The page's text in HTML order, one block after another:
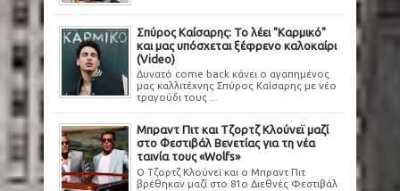
Σπύρος Καίσαρης: Το λέει "Καρμικό"
και μας υπόσχεται ξέφρενο καλοκαίρι
(Video)
Δυνατό come back κάνει ο αγαπημένος
μας καλλιτέχνης Σπύρος Καίσαρης με νέο
τραγούδι τους ...
Μπραντ Πιτ και Τζορτζ Κλούνεϊ μαζί
στο Φεστιβάλ Βενετίας για τη νέα
ταινία τους «Wolfs»
Ο Τζορτζ Κλούνεϊ και ο Μπραντ Πιτ
βρέθηκαν μαζί στο 81ο Διεθνές Φεστιβάλ